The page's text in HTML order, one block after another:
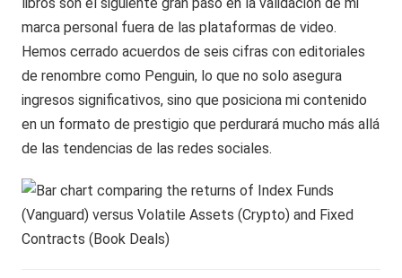
marca personal fuera de las plataformas de video.
Hemos cerrado acuerdos de seis cifras con editoriales
de renombre como Penguin, lo que no solo asegura
ingresos significativos, sino que posiciona mi contenido
en un formato de prestigio que perdurará mucho más allá
de las tendencias de las redes sociales.